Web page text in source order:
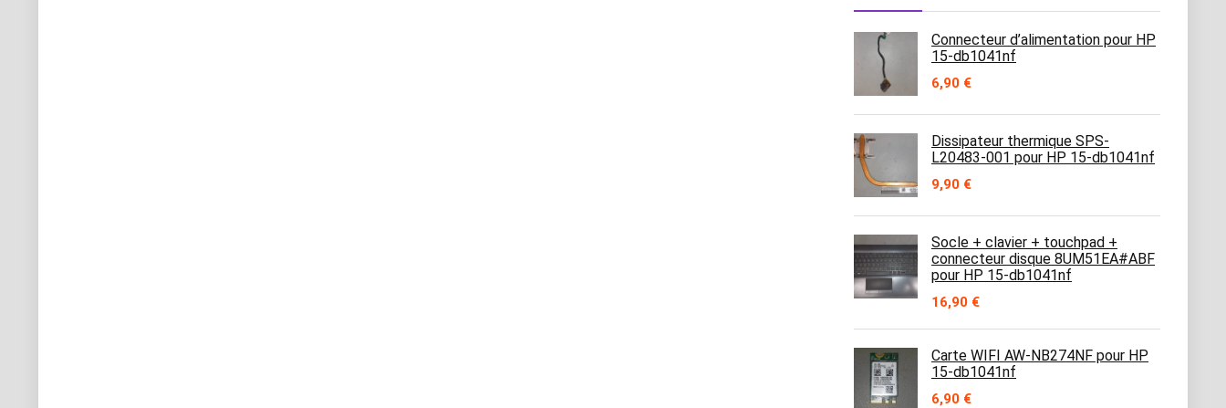
Connecteur d’alimentation pour HP
15-db1041nf
6,90 €
Dissipateur thermique SPS-
L20483-001 pour HP 15-db1041nf
9,90 €
Socle + clavier + touchpad +
connecteur disque 8UM51EA#ABF
pour HP 15-db1041nf
16,90 €
Carte WIFI AW-NB274NF pour HP
15-db1041nf
6,90 €